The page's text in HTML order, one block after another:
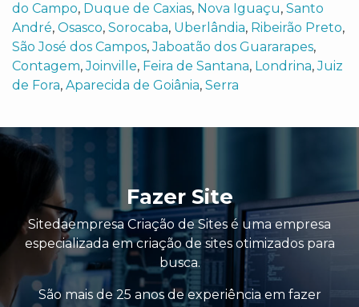
do Campo, Duque de Caxias, Nova Iguaçu, Santo
André, Osasco, Sorocaba, Uberlândia, Ribeirão Preto,
São José dos Campos,Jaboatão dos Guararapes,
Contagem,Joinville, Feira de Santana, Londrina,Juiz
de Fora, Aparecida de Goiânia, Serra
Fazer Site
Sitedaempresa Criação de Sites é uma empresa
especializada em criação de sites otimizados para
busca.
São mais de 25 anos de experiência em fazer